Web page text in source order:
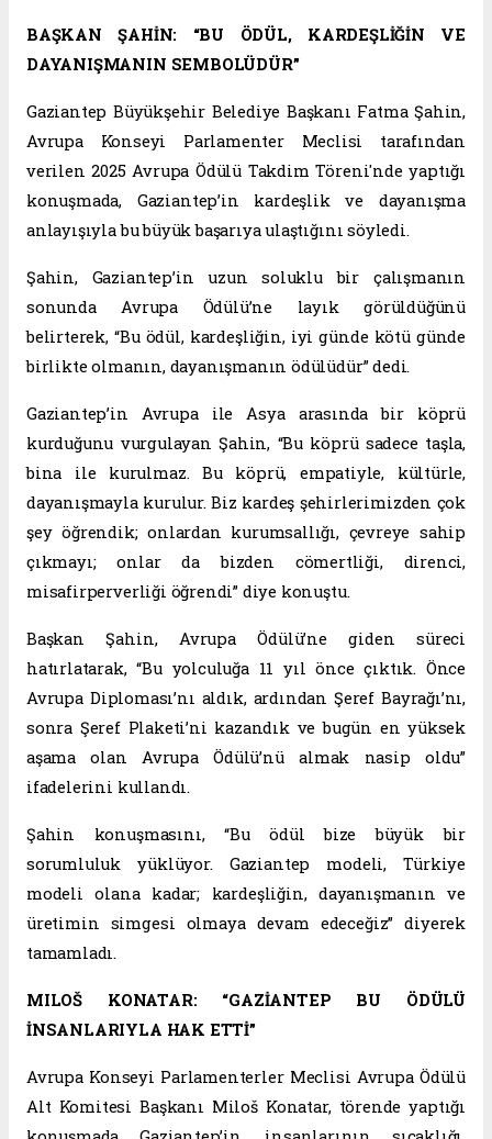
BAŞKAN ŞAHİN: “BU ÖDÜL, KARDEŞLİĞİN VE
DAYANIŞMANIN SEMBOLÜDÜR”
Gaziantep Büyükşehir Belediye Başkanı Fatma Şahin,
Avrupa Konseyi Parlamenter Meclisi tarafından
verilen 2025 Avrupa Ödülü Takdim Töreni'nde yaptığı
konuşmada, Gaziantep’in kardeşlik ve dayanışma
anlayışıyla bu büyük başarıya ulaştığını söyledi.
Şahin, Gaziantep’in uzun soluklu bir çalışmanın
sonunda Avrupa Ödülü’ne layık görüldüğünü
belirterek, “Bu ödül, kardeşliğin, iyi günde kötü günde
birlikte olmanın, dayanışmanın ödülüdür” dedi.
Gaziantep’in Avrupa ile Asya arasında bir köprü
kurduğunu vurgulayan Şahin, “Bu köprü sadece taşla,
bina ile kurulmaz. Bu köprü, empatiyle, kültürle,
dayanışmayla kurulur. Biz kardeş şehirlerimizden çok
şey öğrendik; onlardan kurumsallığı, çevreye sahip
çıkmayı; onlar da bizden cömertliği, direnci,
misafirperverliği öğrendi” diye konuştu.
Başkan Şahin, Avrupa Ödülü’ne giden süreci
hatırlatarak, “Bu yolculuğa 11 yıl önce çıktık. Önce
Avrupa Diploması’nı aldık, ardından Şeref Bayrağı’nı,
sonra Şeref Plaketi’ni kazandık ve bugün en yüksek
aşama olan Avrupa Ödülü’nü almak nasip oldu”
ifadelerini kullandı.
Şahin konuşmasını, “Bu ödül bize büyük bir
sorumluluk yüklüyor. Gaziantep modeli, Türkiye
modeli olana kadar; kardeşliğin, dayanışmanın ve
üretimin simgesi olmaya devam edeceğiz” diyerek
tamamladı.
MILOŠ KONATAR: “GAZİANTEP BU ÖDÜLÜ
İNSANLARIYLA HAK ETTİ”
Avrupa Konseyi Parlamenterler Meclisi Avrupa Ödülü
Alt Komitesi Başkanı Miloš Konatar, törende yaptığı